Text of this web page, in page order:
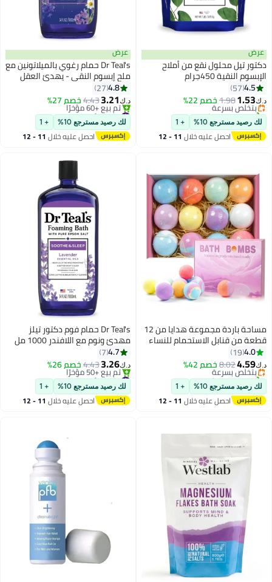
عرض
دكتور تيل محلول نقع من أملاح
الإبسوم النقية 450جرام
4.5
57
د.ك‏1.53
1.98خصم 22%
#1 في أملاح الاستحمام والنقع
أقل سعر في 30 يوم
بتخلّص بسرعة
تم بيع +110 مؤخرًا
#1 في أملاح الاستحمام والنقع
لك رصيد مسترجع 10% + 1
احصل عليه خلال 11 - 12
عرض
Dr Teal's حمام رغوي بالميلاتونين مع
ملح إبسوم النقي - يهدئ العقل
لليلة نوم أفضل مع زيوت اللافندر
والبابونج (1000 مل)
4.8
27
د.ك‏3.21
4.43خصم 27%
#3 في أملاح الاستحمام والنقع
أقل سعر في 7 يوم
تم بيع +60 مؤخرًا
#3 في أملاح الاستحمام والنقع
لك رصيد مسترجع 10% + 1
احصل عليه خلال 11 - 12
مساحة باردة مجموعة هدايا من 12
قطعة من قنابل الاستحمام للنساء
والرجال والأطفال، عائمات تدوم
طويلاً، علاج عطري مريح، مرطب
للبشرة الجافة، قنابل استحمام كبيرة
مصنوعة يدويًا من الزيوت العطرية
العضوية والطبيعية، خصائص علاجية
4.0
19
د.ك‏4.59
8.02خصم 42%
#1 في قنابل الاستحمام
أقل سعر في 30 يوم
بتخلّص بسرعة
تم بيع +50 مؤخرًا
#1 في قنابل الاستحمام
لك رصيد مسترجع 10% + 1
احصل عليه خلال 11 - 12
Dr Teal's حمام فوم دكتور تيلز
مهدئ ونوم مع اللافندر 1000 مل
4.7
7
د.ك‏3.26
4.43خصم 26%
#4 في أملاح الاستحمام والنقع
أقل سعر في 7 يوم
تم بيع +50 مؤخرًا
#4 في أملاح الاستحمام والنقع
لك رصيد مسترجع 10% + 1
احصل عليه خلال 11 - 12